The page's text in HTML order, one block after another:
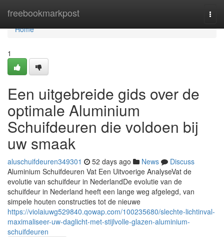
freebookmarkpost
Home
Home
1
Een uitgebreide gids over de
optimale Aluminium
Schuifdeuren die voldoen bij
uw smaak
aluschuifdeuren349301 52 days ago News
Discuss
Aluminium Schuifdeuren Vat Een Uitvoerige AnalyseVat de
evolutie van schuifdeur in NederlandDe evolutie van de
schuifdeur in Nederland heeft een lange weg afgelegd, van
simpele houten constructies tot de nieuwe
https://violaiuwg529840.qowap.com/100235680/slechte-lichtinval-
maximaliseer-uw-daglicht-met-stijlvolle-glazen-aluminium-
schuifdeuren